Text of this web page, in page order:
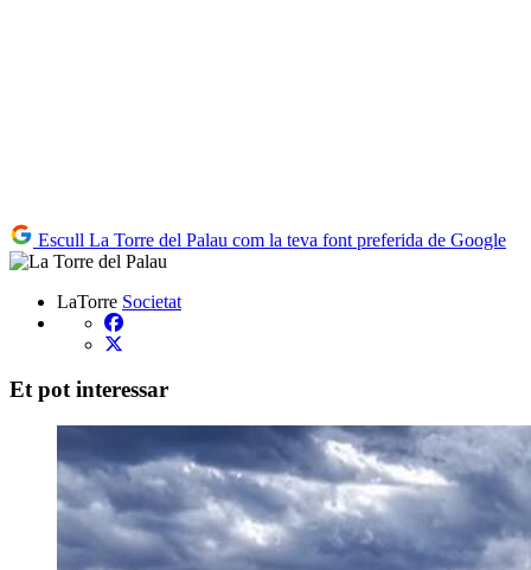
Escull La Torre del Palau com la teva font preferida de Google
LaTorre Societat
Et pot interessar